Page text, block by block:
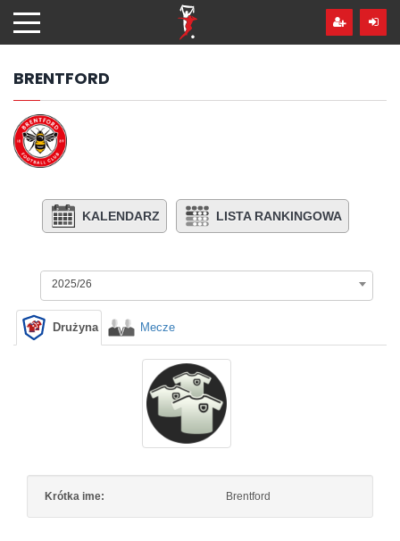
hdo
treści
BRENTFORD
KALENDARZ LISTA RANKINGOWA
2025/26
Drużyna Mecze
Krótka ime: Brentford